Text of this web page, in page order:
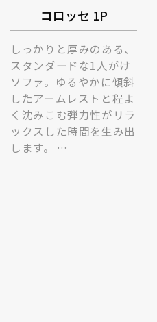
コロッセ 1P
しっかりと厚みのある、
スタンダードな1人がけ
ソファ。ゆるやかに傾斜
したアームレストと程よ
く沈みこむ弾力性がリラ
ックスした時間を生み出
します。 …